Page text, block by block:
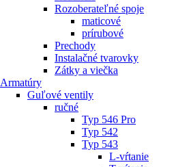
Rozoberateľné spoje
maticové
prírubové
Prechody
Instalačné tvarovky
Zátky a viečka
Armatúry
Guľové ventily
ručné
Typ 546 Pro
Typ 542
Typ 543
L-vŕtanie